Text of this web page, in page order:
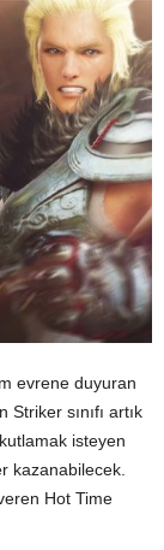
evrene duyuran
sınıfı artık
isteyen
kazanabilecek.
Hot Time